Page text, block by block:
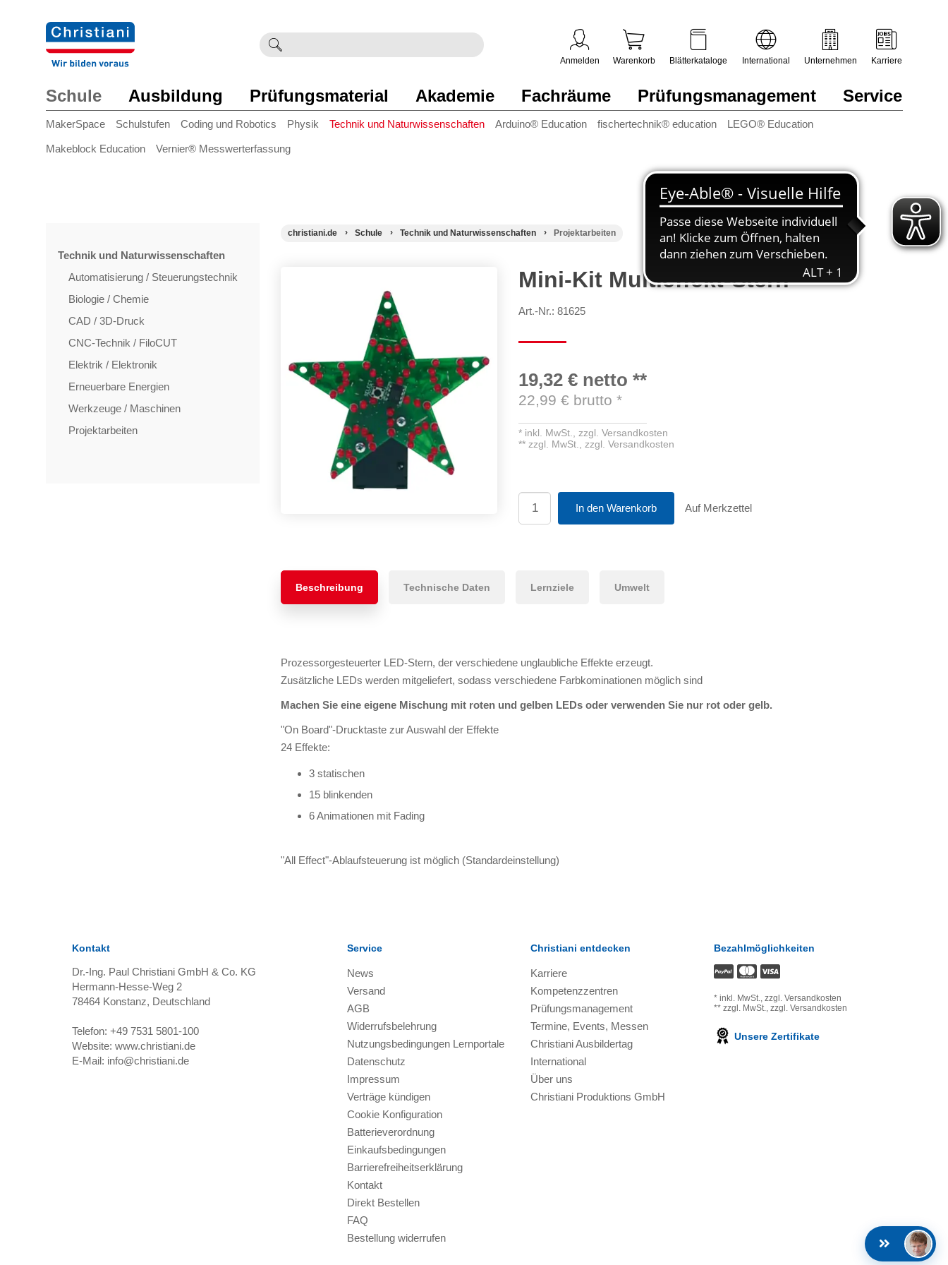
eingeben
Schule
MakerSpace Schulstufen Coding und Robotics Physik Technik und Naturwissenschaften Arduino® Education fischertechnik® education LEGO® Education
Makeblock Education Vernier® Messwerterfassung
Ausbildung Prüfungsmaterial Akademie Fachräume Prüfungsmanagement Service
Anmelden Warenkorb Blätterkataloge International Unternehmen Karriere
Technik und Naturwissenschaften
Automatisierung / Steuerungstechnik
Biologie / Chemie
CAD / 3D-Druck
CNC-Technik / FiloCUT
Elektrik / Elektronik
Erneuerbare Energien
Werkzeuge / Maschinen
Projektarbeiten
christiani.de Schule Technik und Naturwissenschaften Projektarbeiten
Mini-Kit Multieffekt-Stern
Art.-Nr.: 81625
19,32 € netto **
22,99 € brutto *
* inkl. MwSt.,zzgl. Versandkosten
**zzgl. MwSt.,zzgl. Versandkosten
In den Warenkorb Auf Merkzettel
Beschreibung Technische Daten Lernziele Umwelt
Prozessorgesteuerter LED-Stern, der verschiedene unglaubliche Effekte erzeugt.
Zusätzliche LEDs werden mitgeliefert, sodass verschiedene Farbkominationen möglich sind
Machen Sie eine eigene Mischung mit roten und gelben LEDs oder verwenden Sie nur rot oder gelb.
"On Board"-Drucktaste zur Auswahl der Effekte
24 Effekte:
3 statischen
15 blinkenden
6 Animationen mit Fading
"All Effect"-Ablaufsteuerung ist möglich (Standardeinstellung)
Kontakt
Dr.-Ing. Paul Christiani GmbH & Co. KG
Hermann-Hesse-Weg 2
78464 Konstanz, Deutschland
Telefon: +49 7531 5801-100
Website: www.christiani.de
E-Mail: info@christiani.de
Service
News
Versand
AGB
Widerrufsbelehrung
Nutzungsbedingungen Lernportale
Datenschutz
Impressum
Verträge kündigen
Cookie Konfiguration
Batterieverordnung
Einkaufsbedingungen
Barrierefreiheitserklärung
Kontakt
Direkt Bestellen
FAQ
Bestellung widerrufen
Christiani entdecken
Karriere
Kompetenzzentren
Prüfungsmanagement
Termine, Events, Messen
Christiani Ausbildertag
International
Über uns
Christiani Produktions GmbH
Bezahlmöglichkeiten
* inkl. MwSt., zzgl. Versandkosten
** zzgl. MwSt., zzgl. Versandkosten
Unsere Zertifikate